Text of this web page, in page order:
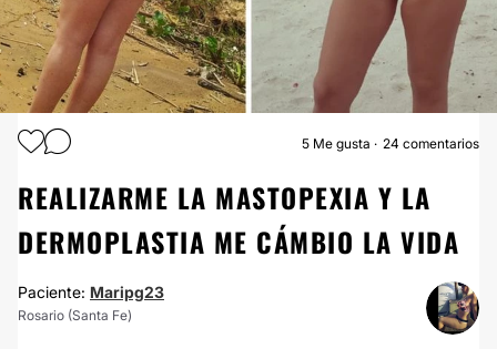
MASTOPEXIA
5 Me gusta 24 comentarios
REALIZARME LA MASTOPEXIA Y LA
DERMOPLASTIA ME CÁMBIO LA VIDA
Paciente: Maripg23
Rosario (Santa Fe)